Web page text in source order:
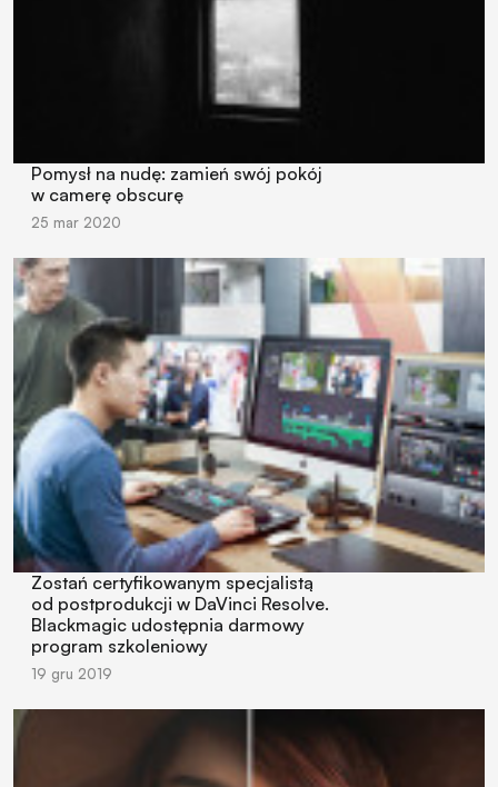
Pomysł na nudę: zamień swój pokój
w camerę obscurę
25 mar 2020
Zostań certyfikowanym specjalistą
od postprodukcji w DaVinci Resolve.
Blackmagic udostępnia darmowy
program szkoleniowy
19 gru 2019